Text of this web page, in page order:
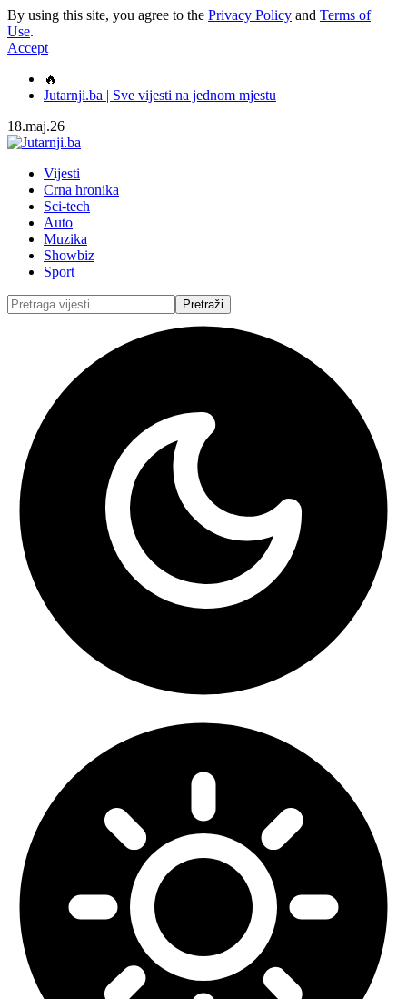
By using this site, you agree to the Privacy Policy and Terms of
Use.
Accept
🔥
Jutarnji.ba | Sve vijesti na jednom mjestu
18.maj.26
Vijesti
Crna hronika
Sci-tech
Auto
Muzika
Showbiz
Sport